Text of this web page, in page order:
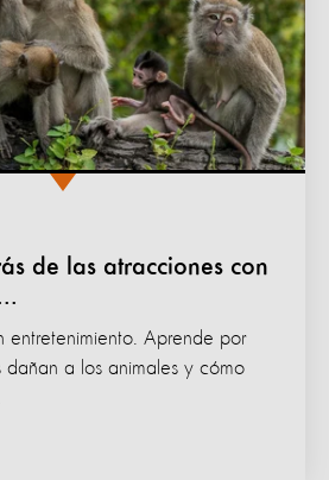
de las atracciones con
entretenimiento. Aprende por
dañan a los animales y cómo